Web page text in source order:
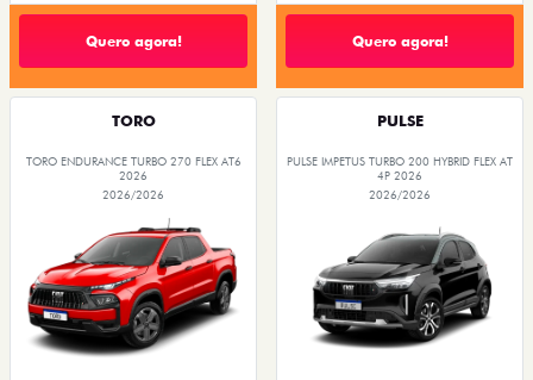
Quero agora! Quero agora!
TORO
TORO ENDURANCE TURBO 270 FLEX AT6
2026
2026/2026
PULSE
PULSE IMPETUS TURBO 200 HYBRID FLEX AT
4P 2026
2026/2026